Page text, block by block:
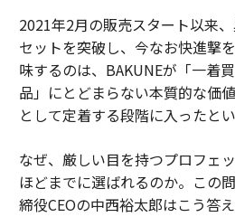
2021年2月の販売スタート以来
セットを突破し、今なお快進撃
味するのは、BAKUNEが「一着
品」にとどまらない本質的な価
として定着する段階に入ったとい
なぜ、厳しい目を持つプロフェ
ほどまでに選ばれるのか。この
締役CEOの中西裕太郎はこう答え